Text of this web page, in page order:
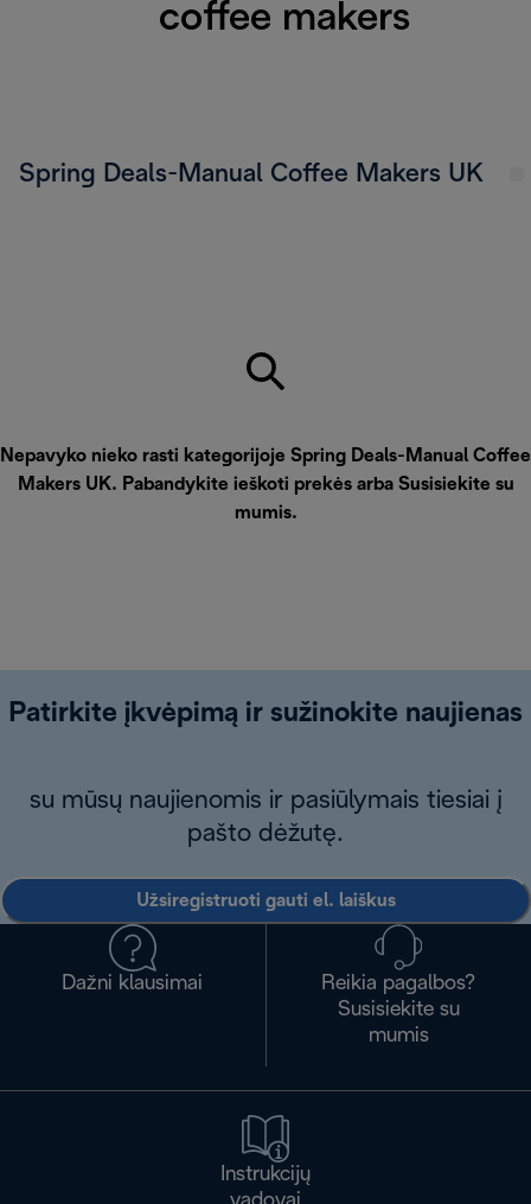
coffee makers
Spring Deals-Manual Coffee Makers UK
Nepavyko nieko rasti kategorijoje Spring Deals-Manual Coffee
Makers UK. Pabandykite ieškoti prekės arba Susisiekite su
mumis.
Patirkite įkvėpimą ir sužinokite naujienas
su mūsų naujienomis ir pasiūlymais tiesiai į
pašto dėžutę.
Užsiregistruoti gauti el. laiškus
Dažni klausimai
Reikia pagalbos?
Susisiekite su
mumis
Instrukcijų